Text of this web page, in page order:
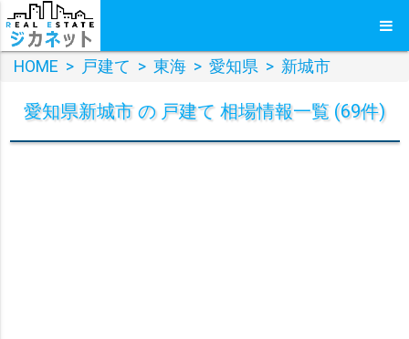
HOME > 戸建て > 東海 > 愛知県 > 新城市
愛知県新城市 の 戸建て 相場情報一覧 (69件)